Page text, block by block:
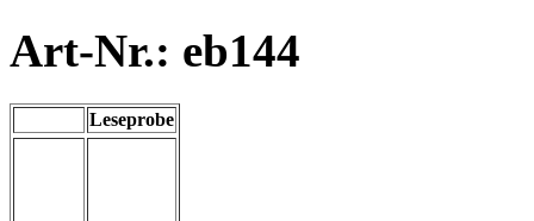
Art-Nr.: eb144
Leseprobe